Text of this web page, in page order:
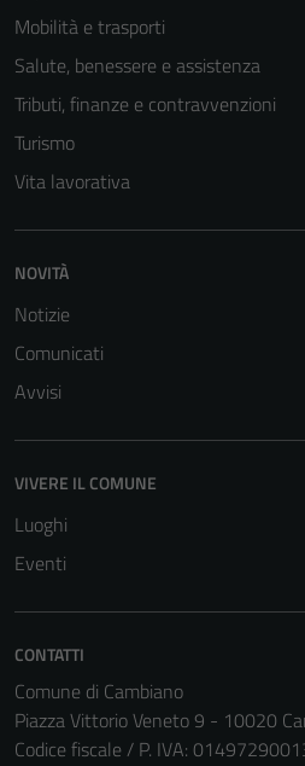
Mobilità e trasporti
Salute, benessere e assistenza
Tributi, finanze e contravvenzioni
Turismo
Vita lavorativa
NOVITÀ
Notizie
Comunicati
Avvisi
VIVERE IL COMUNE
Luoghi
Eventi
CONTATTI
Comune di Cambiano
Piazza Vittorio Veneto 9 - 10020
Codice fiscale / P. IVA: